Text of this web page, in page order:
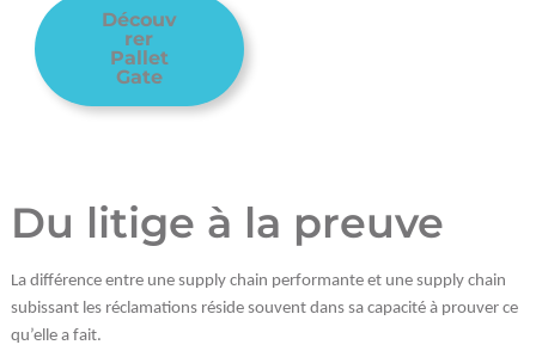
Découv
rer
Pallet
Gate
Du litige à la preuve
La différence entre une supply chain performante et une supply chain
subissant les réclamations réside souvent dans sa capacité à prouver ce
qu’elle a fait.